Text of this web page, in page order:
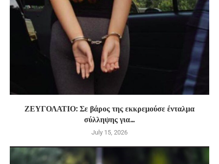
ΖΕΥΓΟΛΑΤΙΟ: Σε βάρος της εκκρεμούσε ένταλμα
σύλληψης για...
July 15, 2026